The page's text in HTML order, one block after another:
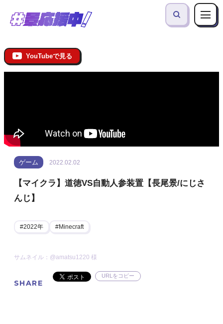
YouTubeで見る
ゲーム 2022.02.02
【マイクラ】道徳VS自動人参装置【長尾景/にじさ
んじ】
2022年 Minecraft
サムネイル：@amatsu1220 様
SHARE
URLをコピー